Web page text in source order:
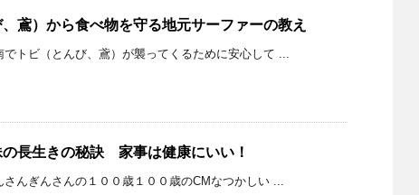
鳶）から食べ物を守る地元サーファーの教え
トビ（とんび、鳶）が襲ってくるために安心して ...
長生きの秘訣 家事は健康にいい！
んぎんさんの１００歳１００歳のCMなつかしい ...